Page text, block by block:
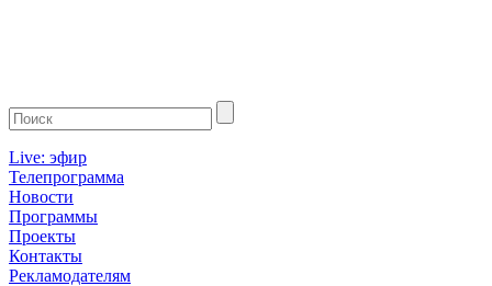
Live: эфир
Телепрограмма
Новости
Программы
Проекты
Контакты
Рекламодателям